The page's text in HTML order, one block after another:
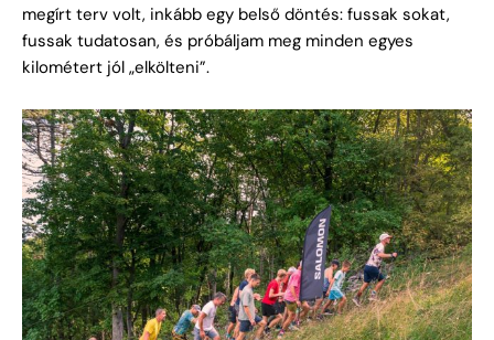
megírt terv volt, inkább egy belső döntés: fussak sokat,
fussak tudatosan, és próbáljam meg minden egyes
kilométert jól „elkölteni”.